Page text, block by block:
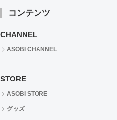
コンテンツ
CHANNEL
ASOBI CHANNEL
STORE
ASOBI STORE
グッズ